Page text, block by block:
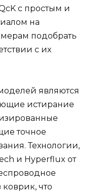
с простым и
на
подобрать
с их
являются
истирание
точное
Технологии,
и Hyperflux от
что